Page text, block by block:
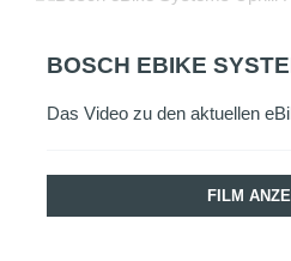
BOSCH EBIKE
Das Video zu den aktuellen
FILM